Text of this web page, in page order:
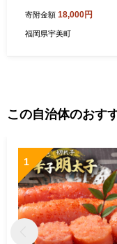
県 宇美町
モツ鍋 もつ鍋セット モ
寄附金額 18,000円
福岡県宇美町
この自治体のおす
1